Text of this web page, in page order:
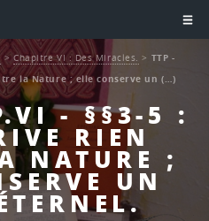
- §§3-5 :
RIEN
NATURE ;
UN
>Chapitre VI : Des Miracles. > TTP -
la Nature ; elle conserve un (…)